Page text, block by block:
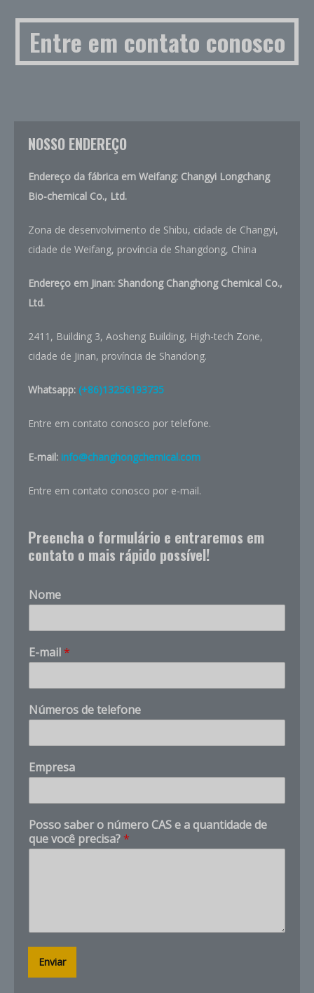
Entre em contato conosco
NOSSO ENDEREÇO
Endereço da fábrica em Weifang: Changyi Longchang
Bio-chemical Co., Ltd.
Zona de desenvolvimento de Shibu, cidade de Changyi,
cidade de Weifang, província de Shangdong, China
Endereço em Jinan: Shandong Changhong Chemical Co.,
Ltd.
2411, Building 3, Aosheng Building, High-tech Zone,
cidade de Jinan, província de Shandong.
Whatsapp: (+86)13256193735
Entre em contato conosco por telefone.
E-mail: info@changhongchemical.com
Entre em contato conosco por e-mail.
Preencha o formulário e entraremos em
contato o mais rápido possível!
Nome
E-mail *
Números de telefone
N
o
e
n
ú
m
b
Empresa
Posso saber o número CAS e a quantidade de
que você precisa? *
Enviar